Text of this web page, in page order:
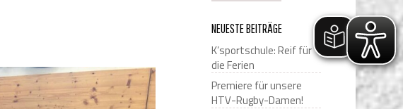
NEUESTE BEITRÄGE
K’sportschule: Reif für
die Ferien
Premiere für unsere
HTV-Rugby-Damen!